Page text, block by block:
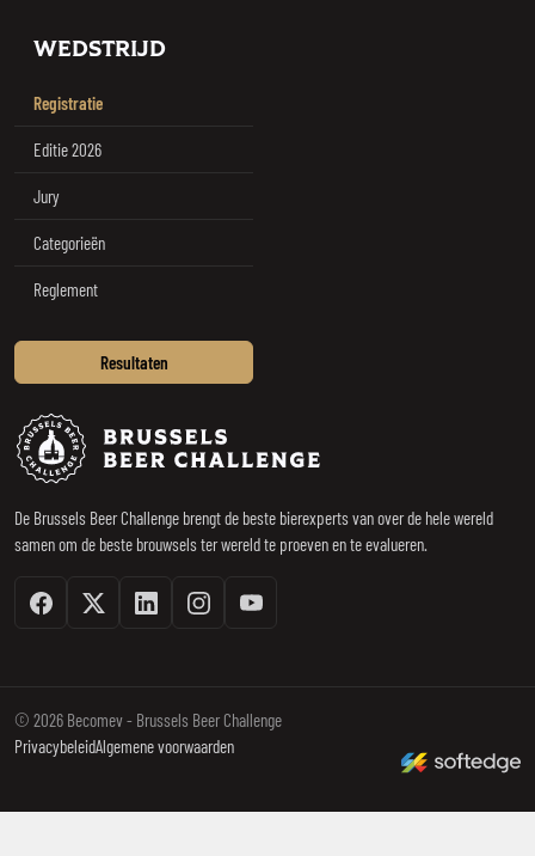
WEDSTRIJD
Registratie
Editie 2026
Jury
Categorieën
Reglement
Resultaten
De Brussels Beer Challenge brengt de beste bierexperts van over de hele wereld
samen om de beste brouwsels ter wereld te proeven en te evalueren.
FacebookTwitter / XLinkedinInstagramYoutube
© 2026 Becomev - Brussels Beer Challenge
PrivacybeleidAlgemene voorwaarden